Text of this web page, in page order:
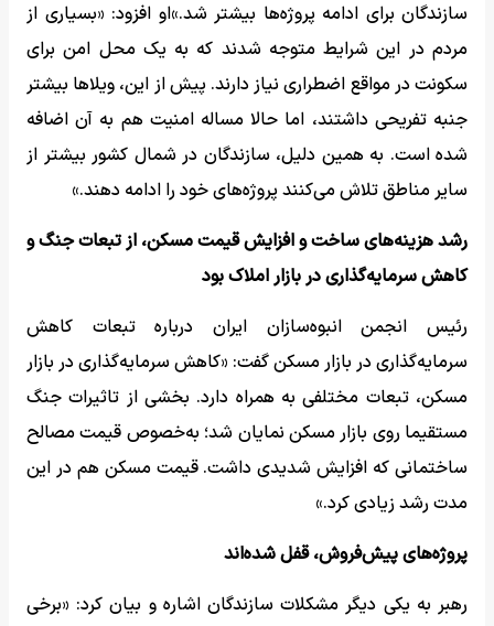
سازندگان برای ادامه پروژه‌ها بیشتر شد.»او افزود: «بسیاری از
مردم در این شرایط متوجه شدند که به یک محل امن برای
سکونت در مواقع اضطراری نیاز دارند. پیش از این، ویلاها بیشتر
جنبه تفریحی داشتند، اما حالا مساله امنیت هم به آن اضافه
شده است. به همین دلیل، سازندگان در شمال کشور بیشتر از
سایر مناطق تلاش می‌کنند پروژه‌های خود را ادامه دهند.»
رشد هزینه‌های ساخت و افزایش قیمت مسکن، از تبعات جنگ و
کاهش سرمایه‌گذاری در بازار املاک بود
رئیس انجمن انبوه‌سازان ایران درباره تبعات کاهش
سرمایه‌گذاری در بازار مسکن گفت: «کاهش سرمایه‌گذاری در بازار
مسکن، تبعات مختلفی به همراه دارد. بخشی از تاثیرات جنگ
مستقیما روی بازار مسکن نمایان شد؛ به‌خصوص قیمت مصالح
ساختمانی که افزایش شدیدی داشت. قیمت مسکن هم در این
مدت رشد زیادی کرد.»
پروژه‌های پیش‌فروش، قفل شده‌اند
رهبر به یکی دیگر مشکلات سازندگان اشاره و بیان کرد: «برخی